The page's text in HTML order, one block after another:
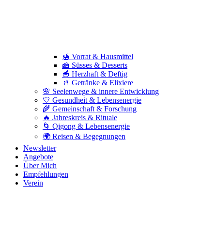
🍯 Vorrat & Hausmittel
🍰 Süsses & Desserts
🥣 Herzhaft & Deftig
🥤 Getränke & Elixiere
🌸 Seelenwege & innere Entwicklung
💛 Gesundheit & Lebensenergie
🌾 Gemeinschaft & Forschung
🔥 Jahreskreis & Rituale
🌀 Qigong & Lebensenergie
🌍 Reisen & Begegnungen
Newsletter
Angebote
Über Mich
Empfehlungen
Verein